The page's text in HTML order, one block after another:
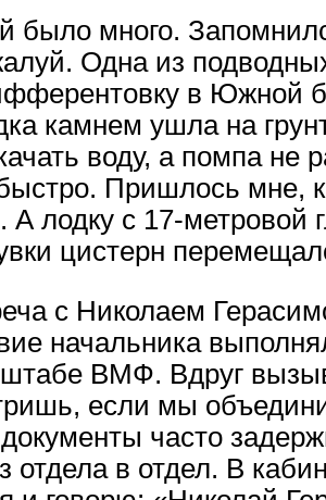
было много.
Одна из
в Южной
камнем ушла на
воду, а помпа не
Пришлось мне,
лодку с 17-метровой
цистерн
с Николаем
начальника
ВМФ. Вдруг
если мы
часто
отдела в отдел. В